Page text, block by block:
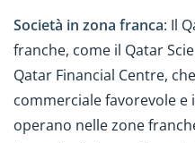
Società in zona franca: Il
franche, come il Qatar
Qatar Financial Centre,
commerciale favorevole e
operano nelle zone